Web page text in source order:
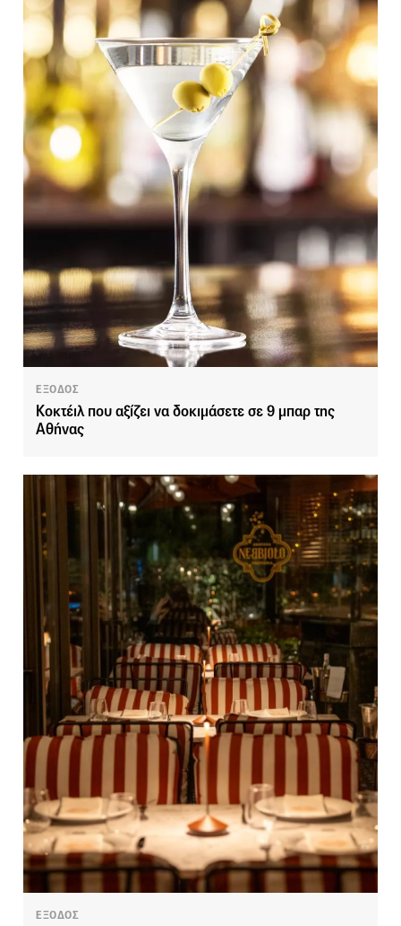
ΕΞΟΔΟΣ
Κοκτέιλ που αξίζει να δοκιμάσετε σε 9 μπαρ της
Αθήνας
ΕΞΟΔΟΣ